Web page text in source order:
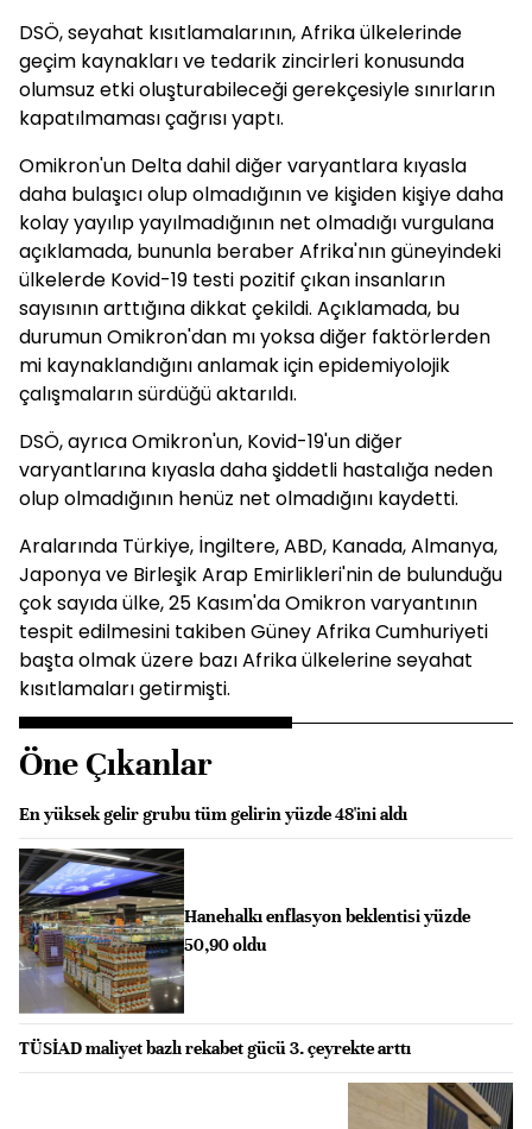
DSÖ, seyahat kısıtlamalarının, Afrika ülkelerinde
geçim kaynakları ve tedarik zincirleri konusunda
olumsuz etki oluşturabileceği gerekçesiyle sınırların
kapatılmaması çağrısı yaptı.
Omikron'un Delta dahil diğer varyantlara kıyasla
daha bulaşıcı olup olmadığının ve kişiden kişiye daha
kolay yayılıp yayılmadığının net olmadığı vurgulana
açıklamada, bununla beraber Afrika'nın güneyindeki
ülkelerde Kovid-19 testi pozitif çıkan insanların
sayısının arttığına dikkat çekildi. Açıklamada, bu
durumun Omikron'dan mı yoksa diğer faktörlerden
mi kaynaklandığını anlamak için epidemiyolojik
çalışmaların sürdüğü aktarıldı.
DSÖ, ayrıca Omikron'un, Kovid-19'un diğer
varyantlarına kıyasla daha şiddetli hastalığa neden
olup olmadığının henüz net olmadığını kaydetti.
Aralarında Türkiye, İngiltere, ABD, Kanada, Almanya,
Japonya ve Birleşik Arap Emirlikleri'nin de bulunduğu
çok sayıda ülke, 25 Kasım'da Omikron varyantının
tespit edilmesini takiben Güney Afrika Cumhuriyeti
başta olmak üzere bazı Afrika ülkelerine seyahat
kısıtlamaları getirmişti.
Öne Çıkanlar
En yüksek gelir grubu tüm gelirin yüzde 48'ini aldı
Hanehalkı enflasyon beklentisi yüzde
50,90 oldu
TÜSİAD maliyet bazlı rekabet gücü 3. çeyrekte arttı